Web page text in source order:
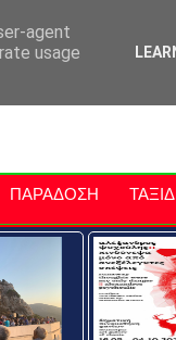
Polis
ΠΑΡΑΔΟΣΗ
agent
usage